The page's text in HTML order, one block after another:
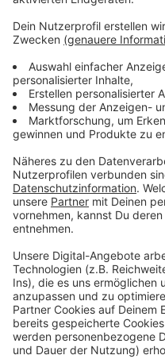
Wir verwenden
einzubetten.
Daten zu
sammeln.
Details durch
Nutzung des
Video
Mehr
The Chainsmokers -
Anzeige
Anzeige